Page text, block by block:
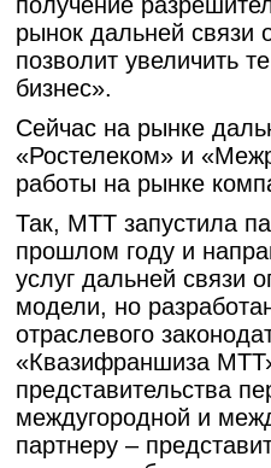
рынок дальней связи
позволит увеличить
бизнес».
Сейчас на рынке
«Ростелеком» и
работы на рынке
Так, МТТ запустила
прошлом году и
услуг дальней связи
модели, но
отраслевого
«Квазифраншиза
представительства
междугородной и
партнеру –